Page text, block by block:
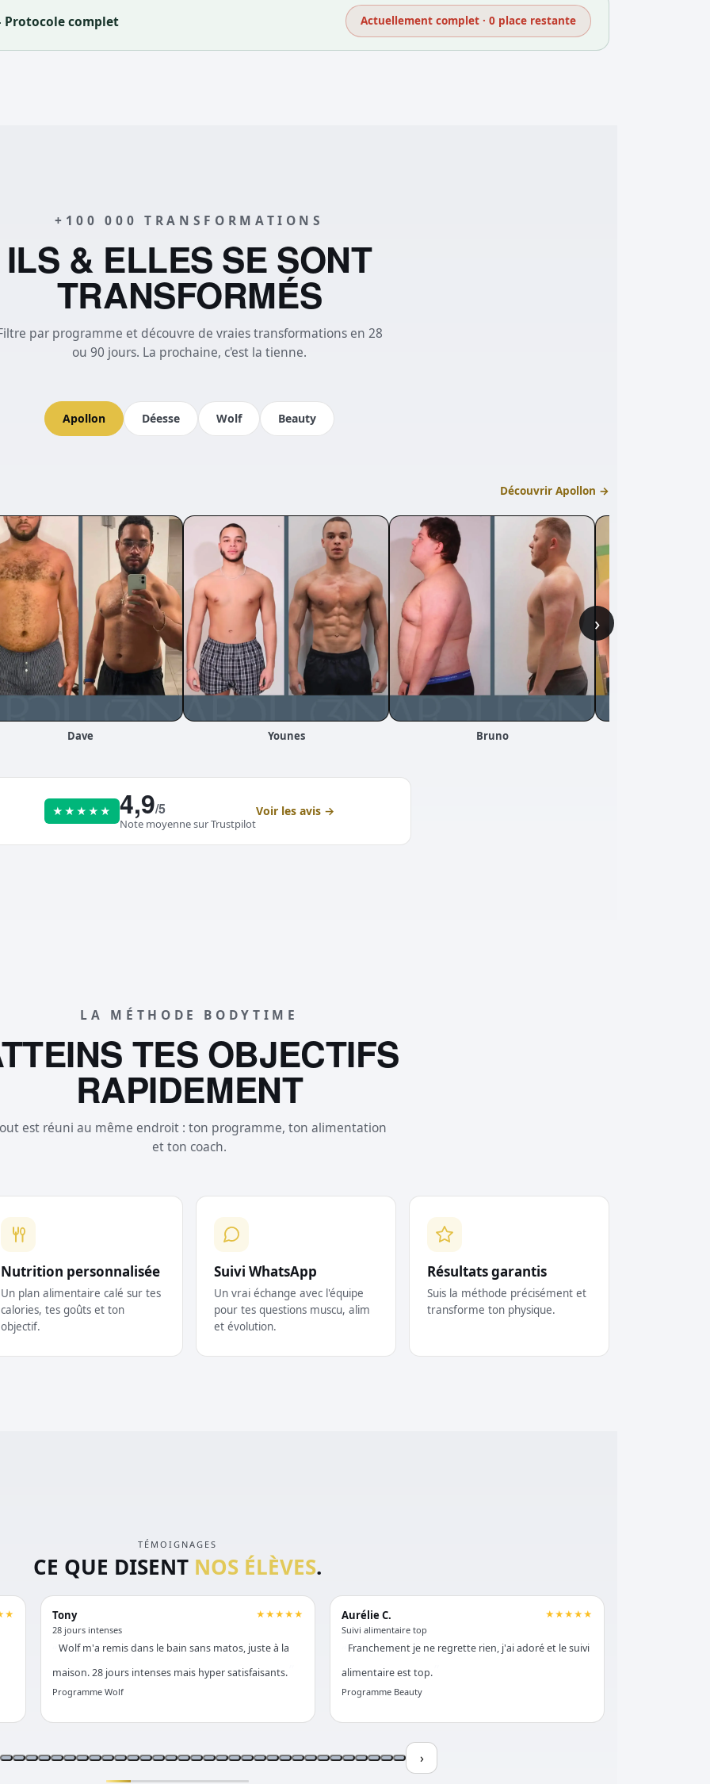
Protocole complet Actuellement complet · 0 place restante
+100 000 TRANSFORMATIONS
ILS & ELLES SE SONT
TRANSFORMÉS
par programme et découvre de vraies transformations en 28
ou 90 jours. La prochaine, c'est la tienne.
Apollon Déesse Wolf Beauty
Découvrir Apollon →
›
★★★★★ 4,9/5
Note moyenne sur Trustpilot
Voir les avis →
LA MÉTHODE BODYTIME
TES OBJECTIFS
RAPIDEMENT
est réuni au même endroit : ton programme, ton alimentation
et ton coach.
Nutrition personnalisée
Un plan alimentaire calé sur tes
calories, tes goûts et ton
objectif.
Suivi WhatsApp
Un vrai échange avec l'équipe
pour tes questions muscu, alim
et évolution.
Résultats garantis
Suis la méthode précisément et
transforme ton physique.
TÉMOIGNAGES
CE QUE DISENT NOS ÉLÈVES.
Tony
28 jours intenses
★★★★★
Wolf m'a remis dans le bain sans matos, juste à la
maison. 28 jours intenses mais hyper satisfaisants.
Programme Wolf
Aurélie C.
Suivi alimentaire top
★★★★★
Franchement je ne regrette rien, j'ai adoré et le suivi
alimentaire est top.
Programme Beauty
›